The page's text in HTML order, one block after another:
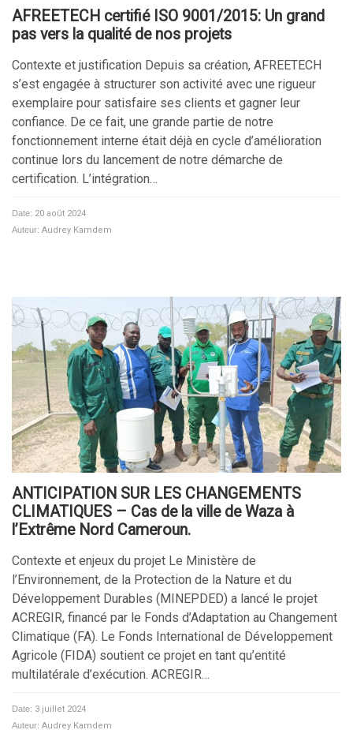
AFREETECH certifié ISO 9001/2015: Un grand
pas vers la qualité de nos projets
Contexte et justification Depuis sa création, AFREETECH
s’est engagée à structurer son activité avec une rigueur
exemplaire pour satisfaire ses clients et gagner leur
confiance. De ce fait, une grande partie de notre
fonctionnement interne était déjà en cycle d’amélioration
continue lors du lancement de notre démarche de
certification. L’intégration…
Date: 20 août 2024
Auteur: Audrey Kamdem
ANTICIPATION SUR LES CHANGEMENTS
CLIMATIQUES – Cas de la ville de Waza à
l’Extrême Nord Cameroun.
Contexte et enjeux du projet Le Ministère de
l’Environnement, de la Protection de la Nature et du
Développement Durables (MINEPDED) a lancé le projet
ACREGIR, financé par le Fonds d’Adaptation au Changement
Climatique (FA). Le Fonds International de Développement
Agricole (FIDA) soutient ce projet en tant qu’entité
multilatérale d’exécution. ACREGIR…
Date: 3 juillet 2024
Auteur: Audrey Kamdem